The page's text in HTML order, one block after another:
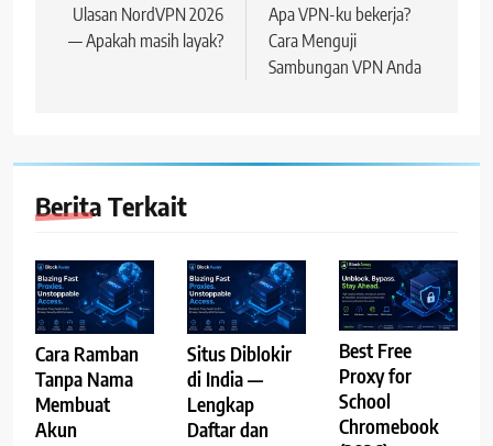
posting
Ulasan NordVPN 2026
— Apakah masih layak?
Apa VPN-ku bekerja?
Cara Menguji
Sambungan VPN Anda
Berita Terkait
Cara Ramban
Tanpa Nama
Membuat
Akun
Situs Diblokir
di India —
Lengkap
Daftar dan
Best Free
Proxy for
School
Chromebook